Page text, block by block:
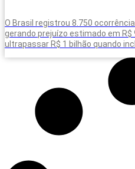
O Brasil registrou 8.750
gerando prejuízo estimado em
ultrapassar R$ 1 bilhão quando